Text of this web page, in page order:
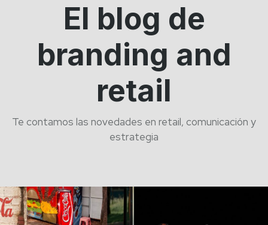
El blog de
branding and
retail
Te contamos las novedades en retail, comunicación y
estrategia